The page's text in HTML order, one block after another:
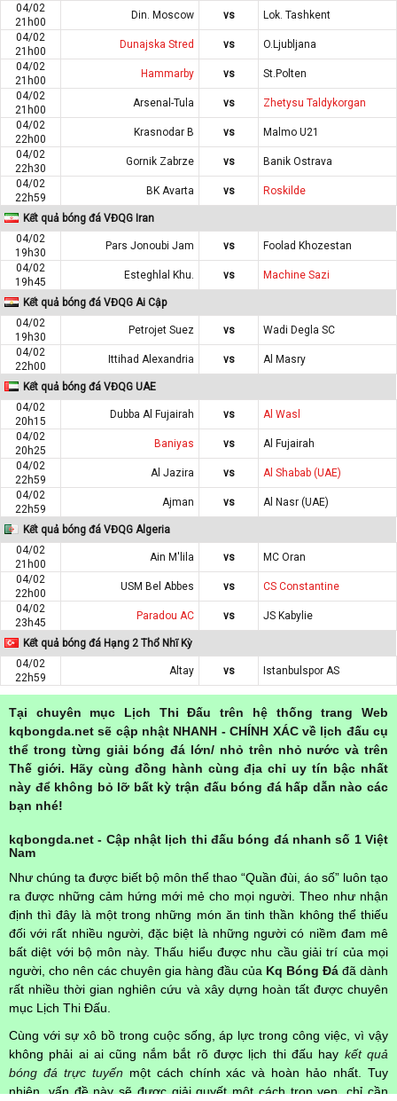
04/02
21h00
Din. Moscow vs
Lok. Tashkent
04/02
21h00
Dunajska Stred vs
O.Ljubljana
04/02
21h00
Hammarby vs
St.Polten
04/02
21h00
Arsenal-Tula vs
Zhetysu Taldykorgan
04/02
22h00
Krasnodar B vs
Malmo U21
04/02
22h30
Gornik Zabrze vs
Banik Ostrava
04/02
22h59
BK Avarta vs Roskilde
Kết quả bóng đá VĐQG Iran
04/02
19h30
Pars Jonoubi Jam vs
Foolad Khozestan
04/02
19h45
Esteghlal Khu. vs Machine Sazi
Kết quả bóng đá VĐQG Ai Cập
04/02
19h30
Petrojet Suez vs
Wadi Degla SC
04/02
22h00
Ittihad Alexandria vs Al Masry
Kết quả bóng đá VĐQG UAE
04/02
20h15
Dubba Al Fujairah vs
Al Wasl
04/02
20h25
Baniyas vs
Al Fujairah
04/02
22h59
Al Jazira vs
Al Shabab (UAE)
04/02
22h59
Ajman vs Al Nasr (UAE)
Kết quả bóng đá VĐQG Algeria
04/02
21h00
Ain M'lila vs
MC Oran
04/02
22h00
USM Bel Abbes vs
CS Constantine
04/02
23h45
Paradou AC vs JS Kabylie
Kết quả bóng đá Hạng 2 Thổ Nhĩ Kỳ
04/02
22h59
Altay vs Istanbulspor AS
Tại chuyên mục Lịch Thi Đấu trên hệ thống trang Web
kqbongda.net sẽ cập nhật NHANH - CHÍNH XÁC về lịch đấu cụ
thể trong từng giải bóng đá lớn/ nhỏ trên nhỏ nước và trên
Thế giới. Hãy cùng đồng hành cùng địa chỉ uy tín bậc nhất
này để không bỏ lỡ bất kỳ trận đấu bóng đá hấp dẫn nào các
bạn nhé!
kqbongda.net - Cập nhật lịch thi đấu bóng đá nhanh số 1 Việt
Nam
Như chúng ta được biết bộ môn thể thao “Quần đùi, áo số” luôn tạo
ra được những cảm hứng mới mẻ cho mọi người. Theo như nhận
định thì đây là một trong những món ăn tinh thần không thể thiếu
đối với rất nhiều người, đặc biệt là những người có niềm đam mê
bất diệt với bộ môn này. Thấu hiểu được nhu cầu giải trí của mọi
người, cho nên các chuyên gia hàng đầu của Kq Bóng Đá đã dành
rất nhiều thời gian nghiên cứu và xây dựng hoàn tất được chuyên
mục Lịch Thi Đấu.
Cùng với sự xô bồ trong cuộc sống, áp lực trong công việc, vì vậy
không phải ai ai cũng nắm bắt rõ được lịch thi đấu hay kết quả
bóng đá trực tuyến một cách chính xác và hoàn hảo nhất. Tuy
nhiên, vấn đề này sẽ được giải quyết một cách trọn vẹn, chỉ cần